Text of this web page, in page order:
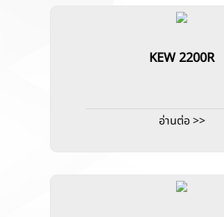
KEW 2200R
อ่านต่อ >>